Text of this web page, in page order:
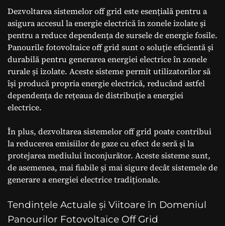
Dezvoltarea sistemelor off grid este esențială pentru a
asigura accesul la energie electrică în zonele izolate și
pentru a reduce dependența de sursele de energie fosile.
Panourile fotovoltaice off grid sunt o soluție eficientă și
durabilă pentru generarea energiei electrice în zonele
rurale și izolate. Aceste sisteme permit utilizatorilor să
își producă propria energie electrică, reducând astfel
dependența de rețeaua de distribuție a energiei
electrice.
În plus, dezvoltarea sistemelor off grid poate contribui
la reducerea emisiilor de gaze cu efect de seră și la
protejarea mediului înconjurător. Aceste sisteme sunt,
de asemenea, mai fiabile și mai sigure decât sistemele de
generare a energiei electrice tradiționale.
Tendințele Actuale și Viitoare în Domeniul
Panourilor Fotovoltaice Off Grid